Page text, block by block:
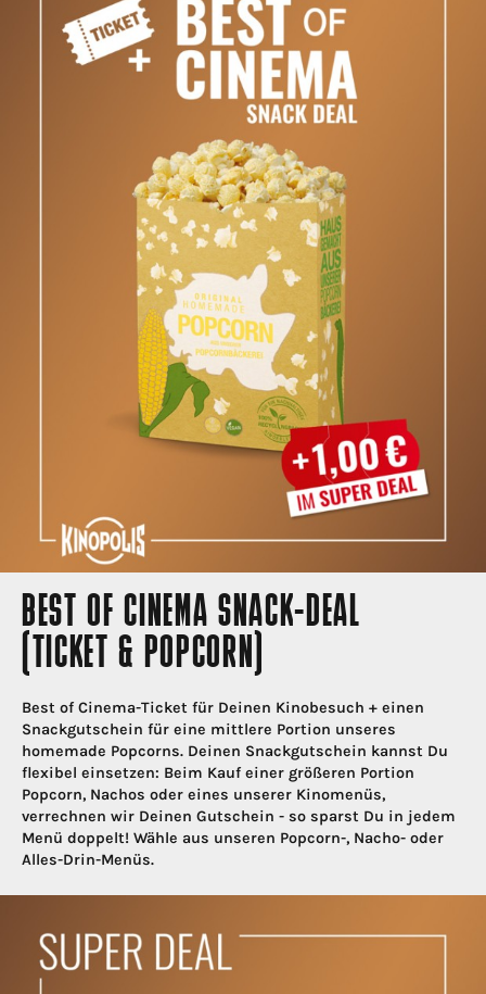
BEST OF CINEMA SNACK-DEAL
(TICKET & POPCORN)
Best of Cinema-Ticket für Deinen Kinobesuch + einen
Snackgutschein für eine mittlere Portion unseres
homemade Popcorns. Deinen Snackgutschein kannst Du
flexibel einsetzen: Beim Kauf einer größeren Portion
Popcorn, Nachos oder eines unserer Kinomenüs,
verrechnen wir Deinen Gutschein - so sparst Du in jedem
Menü doppelt! Wähle aus unseren Popcorn-, Nacho- oder
Alles-Drin-Menüs.